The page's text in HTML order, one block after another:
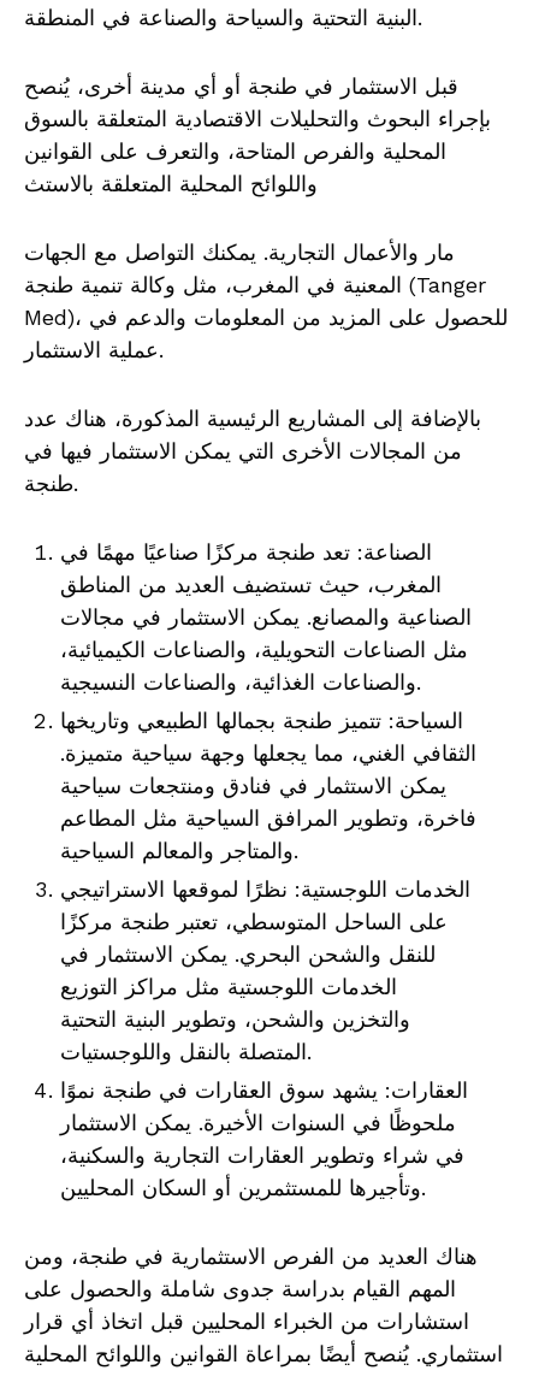
البنية التحتية والسياحة والصناعة في المنطقة.
قبل الاستثمار في طنجة أو أي مدينة أخرى، يُنصح
بإجراء البحوث والتحليلات الاقتصادية المتعلقة بالسوق
المحلية والفرص المتاحة، والتعرف على القوانين
واللوائح المحلية المتعلقة بالاستث
مار والأعمال التجارية. يمكنك التواصل مع الجهات
المعنية في المغرب، مثل وكالة تنمية طنجة (Tanger
Med)، للحصول على المزيد من المعلومات والدعم في
عملية الاستثمار.
بالإضافة إلى المشاريع الرئيسية المذكورة، هناك عدد
من المجالات الأخرى التي يمكن الاستثمار فيها في
طنجة.
الصناعة: تعد طنجة مركزًا صناعيًا مهمًا في
المغرب، حيث تستضيف العديد من المناطق
الصناعية والمصانع. يمكن الاستثمار في مجالات
مثل الصناعات التحويلية، والصناعات الكيميائية،
والصناعات الغذائية، والصناعات النسيجية.
السياحة: تتميز طنجة بجمالها الطبيعي وتاريخها
الثقافي الغني، مما يجعلها وجهة سياحية متميزة.
يمكن الاستثمار في فنادق ومنتجعات سياحية
فاخرة، وتطوير المرافق السياحية مثل المطاعم
والمتاجر والمعالم السياحية.
الخدمات اللوجستية: نظرًا لموقعها الاستراتيجي
على الساحل المتوسطي، تعتبر طنجة مركزًا
للنقل والشحن البحري. يمكن الاستثمار في
الخدمات اللوجستية مثل مراكز التوزيع
والتخزين والشحن، وتطوير البنية التحتية
المتصلة بالنقل واللوجستيات.
العقارات: يشهد سوق العقارات في طنجة نموًا
ملحوظًا في السنوات الأخيرة. يمكن الاستثمار
في شراء وتطوير العقارات التجارية والسكنية،
وتأجيرها للمستثمرين أو السكان المحليين.
هناك العديد من الفرص الاستثمارية في طنجة، ومن
المهم القيام بدراسة جدوى شاملة والحصول على
استشارات من الخبراء المحليين قبل اتخاذ أي قرار
استثماري. يُنصح أيضًا بمراعاة القوانين واللوائح المحلية